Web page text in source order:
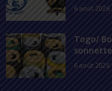
6 août 2026
Togo/
6 août 2026